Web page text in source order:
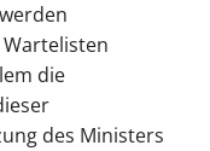
die
des Ministers